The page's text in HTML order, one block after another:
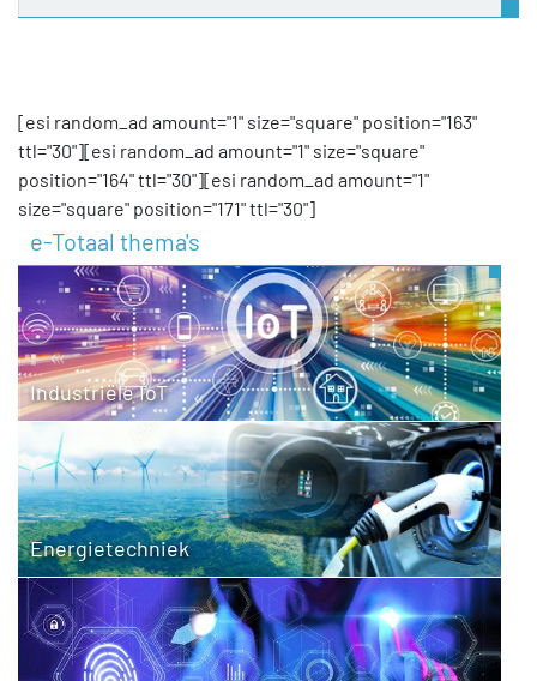
[esi random_ad amount="1" size="square" position="163"
ttl="30"][esi random_ad amount="1" size="square"
position="164" ttl="30"][esi random_ad amount="1"
size="square" position="171" ttl="30"]
e-Totaal thema's
Industriële IoT
Energietechniek